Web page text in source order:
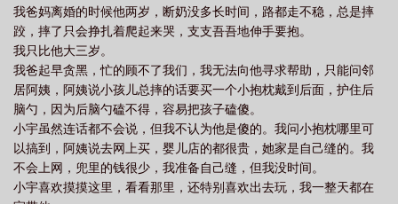
我爸妈离婚的时候他两岁，断奶没多长时间，路都走不稳，总是摔
跤，摔了只会挣扎着爬起来哭，支支吾吾地伸手要抱。
我只比他大三岁。
我爸起早贪黑，忙的顾不了我们，我无法向他寻求帮助，只能问邻
居阿姨，阿姨说小孩儿总摔的话要买一个小抱枕戴到后面，护住后
脑勺，因为后脑勺磕不得，容易把孩子磕傻。
小宇虽然连话都不会说，但我不认为他是傻的。我问小抱枕哪里可
以搞到，阿姨说去网上买，婴儿店的都很贵，她家是自己缝的。我
不会上网，兜里的钱很少，我准备自己缝，但我没时间。
小宇喜欢摸摸这里，看看那里，还特别喜欢出去玩，我一整天都在